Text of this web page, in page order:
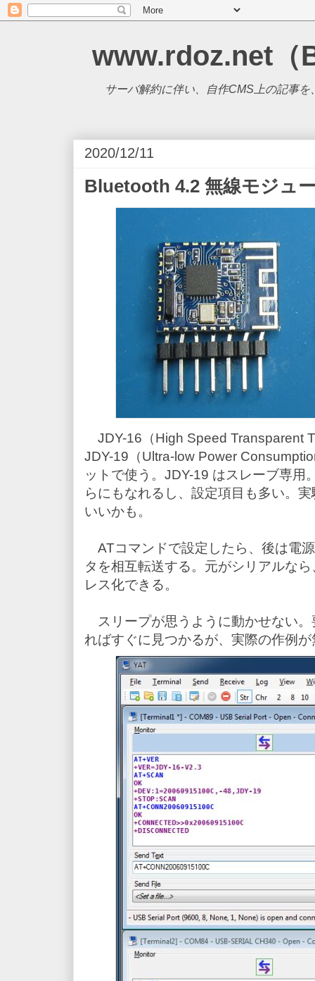
www.rdoz.net（
サーバ解約に伴い、自作CMS上の記事を
2020/12/11
Bluetooth 4.2 無線モジュ
JDY-16（High Speed Transparent
JDY-19（Ultra-low Power
ットで使う。JDY-19 はスレーブ専用
らにもなれるし、設定項目も多い。
いいかも。
ATコマンドで設定したら、後は電
タを相互転送する。元がシリアルな
レス化できる。
スリープが思うように動かせない
ればすぐに見つかるが、実際の作例